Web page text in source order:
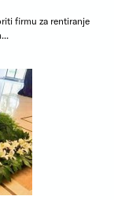
firmu za rentiranje